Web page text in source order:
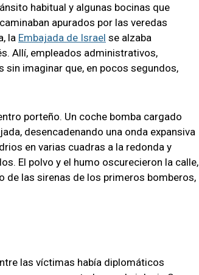
habitual y algunas bocinas que
apurados por las veredas
la Embajada de Israel se alzaba
Allí, empleados administrativos,
imaginar que, en pocos segundos,
porteño. Un coche bomba cargado
desencadenando una onda expansiva
en varias cuadras a la redonda y
El polvo y el humo oscurecieron la calle,
de las sirenas de los primeros bomberos,
las víctimas había diplomáticos